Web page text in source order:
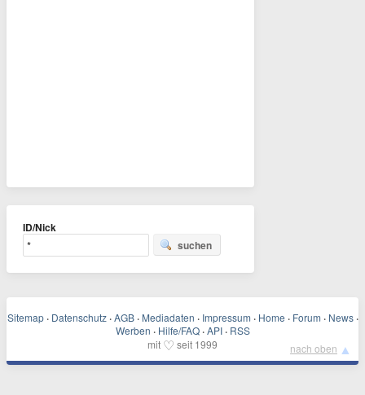
ID/Nick
suchen
Sitemap · Datenschutz · AGB · Mediadaten · Impressum · Home · Forum · News ·
Werben · Hilfe/FAQ · API · RSS
mit ♡ seit 1999 nach oben ▲